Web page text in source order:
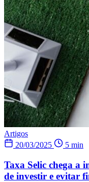
Artigos
20/03/2025
5 min
Taxa Selic chega a
de investir e evitar